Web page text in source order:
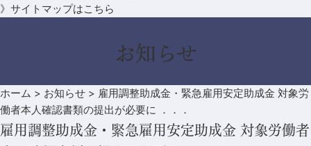
》サイトマップはこちら
お知らせ
ホーム > お知らせ > 雇用調整助成金・緊急雇用安定助成金 対象労
働者本人確認書類の提出が必要に ．．．
雇用調整助成金・緊急雇用安定助成金 対象労働者